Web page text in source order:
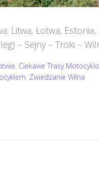
Litwa, Łotwa,
– Sejny – Troki –
, Ciekawe Trasy
, Zwiedzanie Wilna